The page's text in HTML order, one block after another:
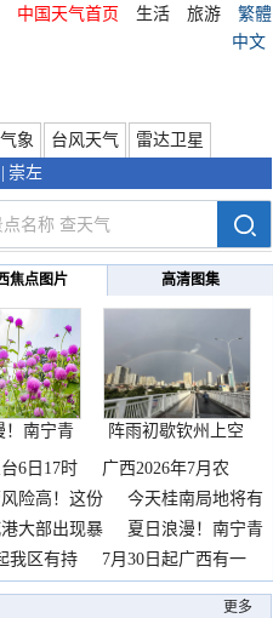
中国天气首页 生活 旅游
繁體
中文
象 台风天气
雷达卫星
崇左
焦点图片 高清图集
！南宁青
阵雨初歇钦州上空
邂逅
6日17时
广西2026年7月农
险高！这份
今天桂南局地将有
大部出现暴
夏日浪漫！南宁青
我区有持 7月30日起广西有一
更多